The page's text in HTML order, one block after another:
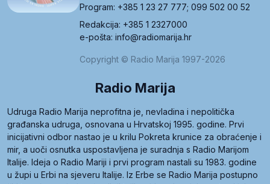
Program: +385 1 23 27 777; 099 502 00 52
Redakcija: +385 1 2327000
e-pošta: info@radiomarija.hr
Copyright © Radio Marija 1997-2026
Radio Marija
Udruga Radio Marija neprofitna je, nevladina i nepolitička
građanska udruga, osnovana u Hrvatskoj 1995. godine. Prvi
inicijativni odbor nastao je u krilu Pokreta krunice za obraćenje i
mir, a uoči osnutka uspostavljena je suradnja s Radio Marijom
Italije. Ideja o Radio Mariji i prvi program nastali su 1983. godine
u župi u Erbi na sjeveru Italije. Iz Erbe se Radio Marija postupno